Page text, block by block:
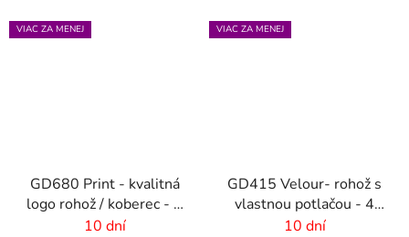
VIAC ZA MENEJ
GD680 Print - kvalitná
logo rohož / koberec - 8
mm vlas
10 dní
VIAC ZA MENEJ
GD415 Velour- rohož s
vlastnou potlačou - 4
mm vlas
10 dní